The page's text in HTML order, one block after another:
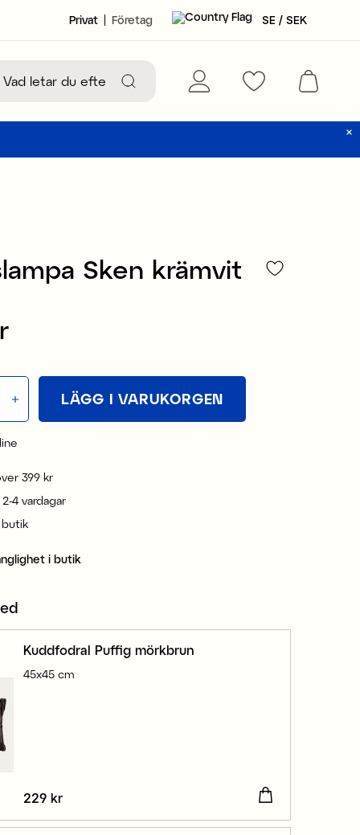
Privat Företag SE / SEK
Sken krämvit
kr
LÄGG I VARUKORGEN
399 kr
4 vardagar
butik
i butik
Kuddfodral Puffig mörkbrun
45x45 cm
Pris:229 kr
229 kr